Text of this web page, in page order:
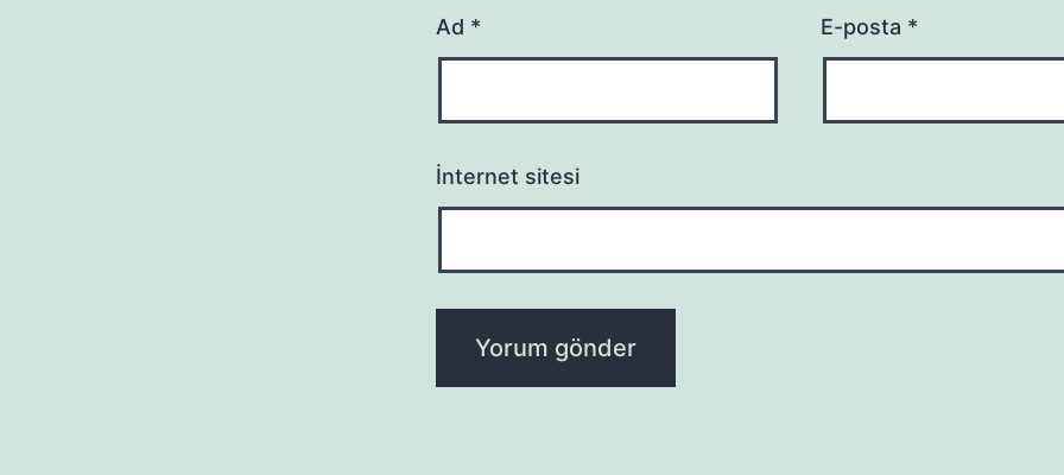
Ad * E-posta *
İnternet sitesi